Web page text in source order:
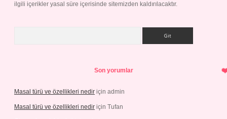
ilgili içerikler yasal süre içerisinde sitemizden kaldırılacaktır.
Son yorumlar
Masal türü ve özellikleri nedir için admin
Masal türü ve özellikleri nedir için Tufan